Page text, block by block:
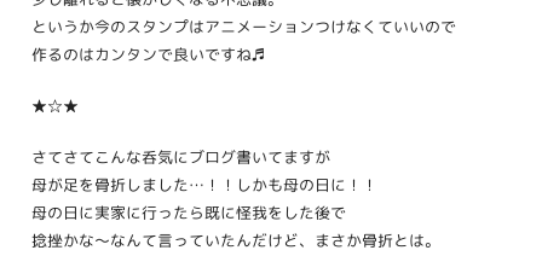
というか今のスタンプはアニメーションつけなくていいので
作るのはカンタンで良いですね♬
★☆★
さてさてこんな呑気にブログ書いてますが
母が足を骨折しました…！！しかも母の日に！！
母の日に実家に行ったら既に怪我をした後で
捻挫かな〜なんて言っていたんだけど、まさか骨折とは。